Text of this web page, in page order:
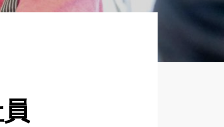
パート・アルバイト採用